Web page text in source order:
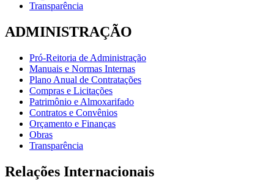
Transparência
ADMINISTRAÇÃO
Pró-Reitoria de Administração
Manuais e Normas Internas
Plano Anual de Contratações
Compras e Licitações
Patrimônio e Almoxarifado
Contratos e Convênios
Orçamento e Finanças
Obras
Transparência
Relações Internacionais